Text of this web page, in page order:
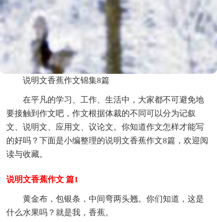
说明文香蕉作文锦集8篇
在平凡的学习、工作、生活中，大家都不可避免地
要接触到作文吧，作文根据体裁的不同可以分为记叙
文、说明文、应用文、议论文。你知道作文怎样才能写
的好吗？下面是小编整理的说明文香蕉作文8篇，欢迎阅
读与收藏。
说明文香蕉作文 篇1
黄金布，包银条，中间弯两头翘。你们知道，这是
什么水果吗？就是我，香蕉。